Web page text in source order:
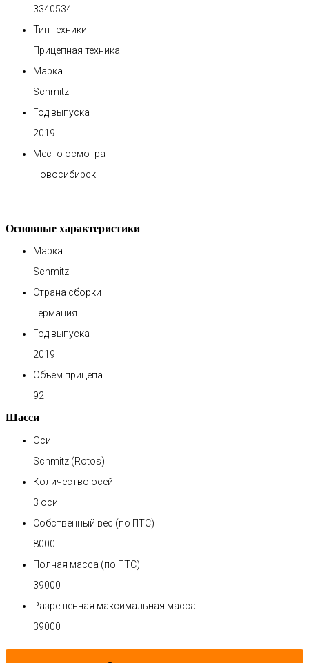
3340534
Тип техники
Прицепная техника
Марка
Schmitz
Год выпуска
2019
Место осмотра
Новосибирск
Основные характеристики
Марка
Schmitz
Страна сборки
Германия
Год выпуска
2019
Объем прицепа
92
Шасси
Оси
Schmitz (Rotos)
Количество осей
3 оси
Собственный вес (по ПТС)
8000
Полная масса (по ПТС)
39000
Разрешенная максимальная масса
39000